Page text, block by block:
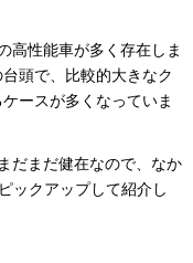
高性能車が多く存在しま
頭で、比較的大きなク
ースが多くなっていま
だまだ健在なので、なか
ックアップして紹介し